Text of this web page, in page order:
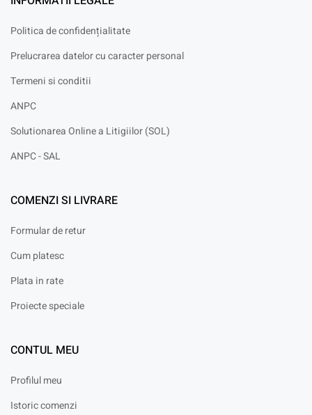
Politica de confidențialitate
Prelucrarea datelor cu caracter personal
Termeni si conditii
ANPC
Solutionarea Online a Litigiilor (SOL)
ANPC - SAL
COMENZI SI LIVRARE
Formular de retur
Cum platesc
Plata in rate
Proiecte speciale
CONTUL MEU
Profilul meu
Istoric comenzi